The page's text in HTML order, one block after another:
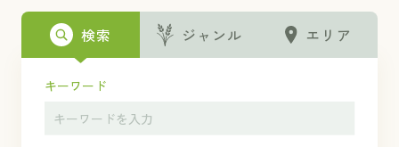
検索 ジャンル エリア
キーワード